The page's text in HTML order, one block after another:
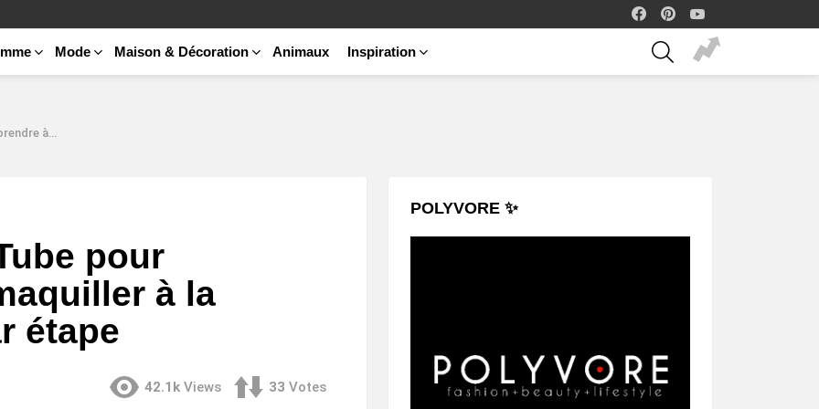
facebook
Mode Maison & Décoration Animaux Inspiration
SEARCH
étape par étape
pour
à la
étape
42.1k Views 33 Votes
POLYVORE ✨